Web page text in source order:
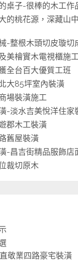
桌子-很棒的木工作
的桃花源，深藏山
-整根木頭切皮璇切
美檜實木電視櫃施
全台百大優質工班
大85坪室內裝潢
場裝潢施工
-淡水吉美悅洋住家
郡木工裝潢
舊屋裝潢
-昌吉街精品服飾店
裁切原木
敬業四路豪宅裝潢